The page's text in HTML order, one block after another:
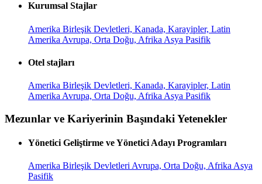
Kurumsal Stajlar
Amerika Birleşik Devletleri, Kanada, Karayipler, Latin
Amerika Avrupa, Orta Doğu, Afrika Asya Pasifik
Otel stajları
Amerika Birleşik Devletleri, Kanada, Karayipler, Latin
Amerika Avrupa, Orta Doğu, Afrika Asya Pasifik
Mezunlar ve Kariyerinin Başındaki Yetenekler
Yönetici Geliştirme ve Yönetici Adayı Programları
Amerika Birleşik Devletleri Avrupa, Orta Doğu, Afrika Asya
Pasifik